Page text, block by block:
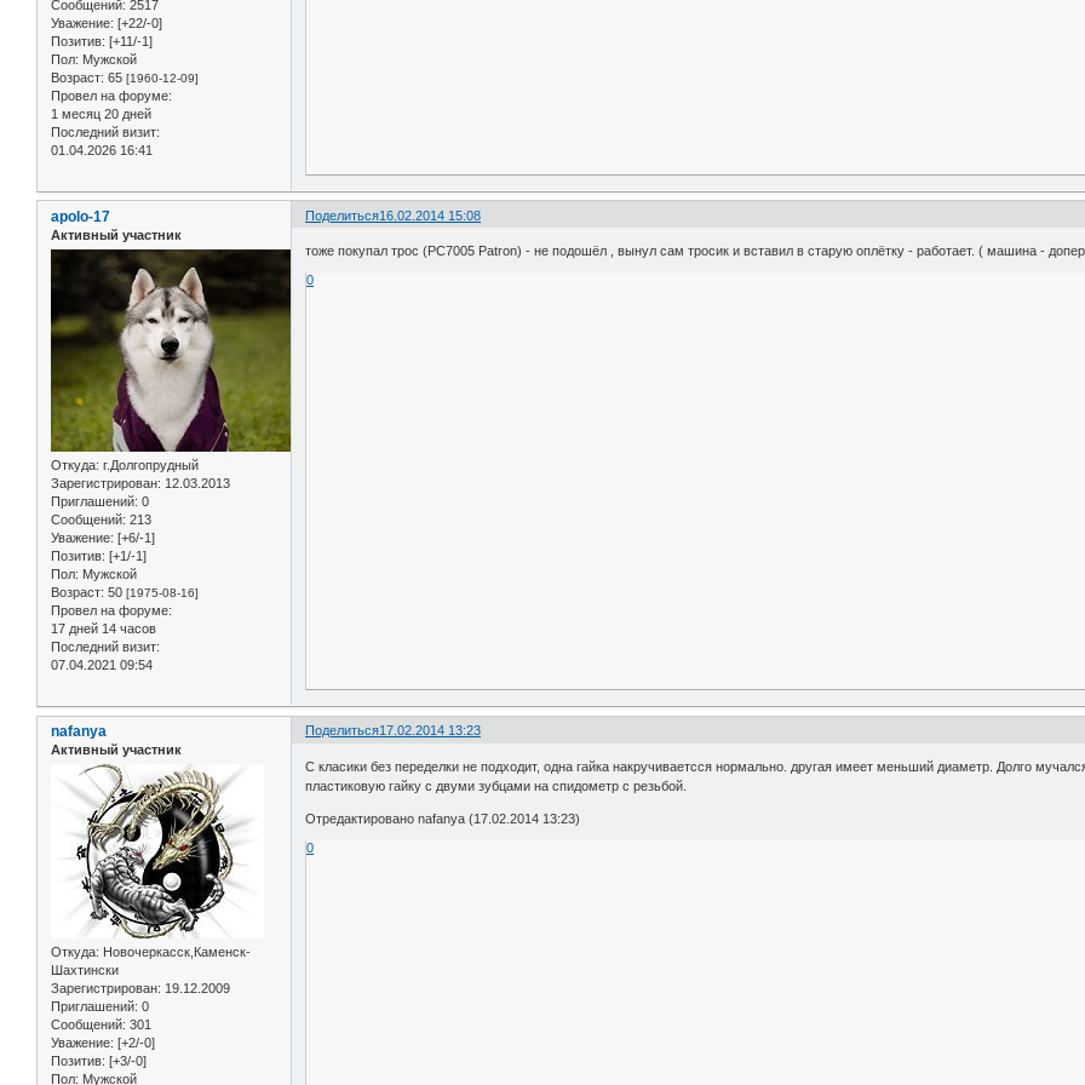
Сообщений: 2517
Уважение: [+22/-0]
Позитив: [+11/-1]
Пол: Мужской
Возраст: 65 [1960-12-09]
Провел на форуме:
1 месяц 20 дней
Последний визит:
01.04.2026 16:41
Поделиться16.02.2014 15:08
apolo-17
Активный участник
Откуда: г.Долгопрудный
Зарегистрирован: 12.03.2013
Приглашений: 0
Сообщений: 213
Уважение: [+6/-1]
Позитив: [+1/-1]
Пол: Мужской
Возраст: 50 [1975-08-16]
Провел на форуме:
17 дней 14 часов
Последний визит:
07.04.2021 09:54
тоже покупал трос (PC7005 Patron) - не подошёл , вынул сам тросик и вставил в старую оплётку - работает. ( машина -
0
Поделиться17.02.2014 13:23
nafanya
Активный участник
Откуда: Новочеркасск,Каменск-
Шахтински
Зарегистрирован: 19.12.2009
Приглашений: 0
Сообщений: 301
Уважение: [+2/-0]
Позитив: [+3/-0]
Пол: Мужской
С класики без переделки не подходит, одна гайка накручиваетсся нормально. другая имеет меньший диаметр. Долго
пластиковую гайку с двуми зубцами на спидометр с резьбой.
Отредактировано nafanya (17.02.2014 13:23)
0